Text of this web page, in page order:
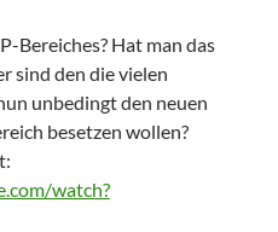
Bereiches? Hat man das
sind den die vielen
unbedingt den neuen
besetzen wollen?
watch?